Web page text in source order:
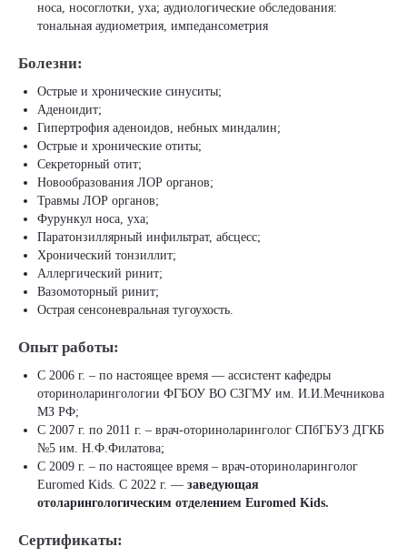
носа, носоглотки, уха; аудиологические обследования:
тональная аудиометрия, импедансометрия
Болезни:
Острые и хронические синуситы;
Аденоидит;
Гипертрофия аденоидов, небных миндалин;
Острые и хронические отиты;
Секреторный отит;
Новообразования ЛОР органов;
Травмы ЛОР органов;
Фурункул носа, уха;
Паратонзиллярный инфильтрат, абсцесс;
Хронический тонзиллит;
Аллергический ринит;
Вазомоторный ринит;
Острая сенсоневральная тугоухость.
Опыт работы:
С 2006 г. – по настоящее время — ассистент кафедры
оториноларингологии ФГБОУ ВО СЗГМУ им. И.И.Мечникова
МЗ РФ;
С 2007 г. по 2011 г. – врач-оториноларинголог СПбГБУЗ ДГКБ
№5 им. Н.Ф.Филатова;
С 2009 г. – по настоящее время – врач-оториноларинголог
Euromed Kids. С 2022 г. — заведующая
отоларингологическим отделением Euromed Kids.
Сертификаты: